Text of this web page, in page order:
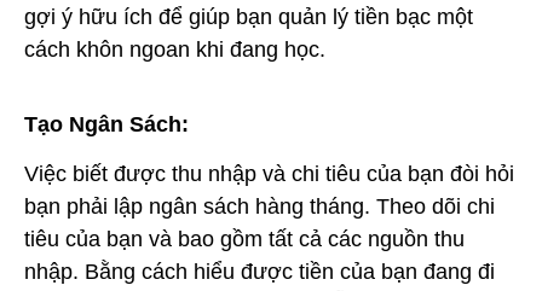
gợi ý hữu ích để giúp bạn quản lý tiền bạc một
cách khôn ngoan khi đang học.
Tạo Ngân Sách:
Việc biết được thu nhập và chi tiêu của bạn đòi hỏi
bạn phải lập ngân sách hàng tháng. Theo dõi chi
tiêu của bạn và bao gồm tất cả các nguồn thu
nhập. Bằng cách hiểu được tiền của bạn đang đi